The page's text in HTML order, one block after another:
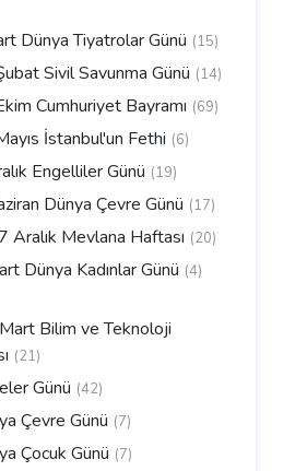
Dünya Tiyatrolar Günü (15)
Sivil Savunma Günü (14)
Cumhuriyet Bayramı (69)
İstanbul'un Fethi (6)
Engelliler Günü (19)
Dünya Çevre Günü (17)
Aralık Mevlana Haftası (20)
Dünya Kadınlar Günü (4)
Bilim ve Teknoloji
(21)
Günü (42)
Çevre Günü (7)
Çocuk Günü (7)